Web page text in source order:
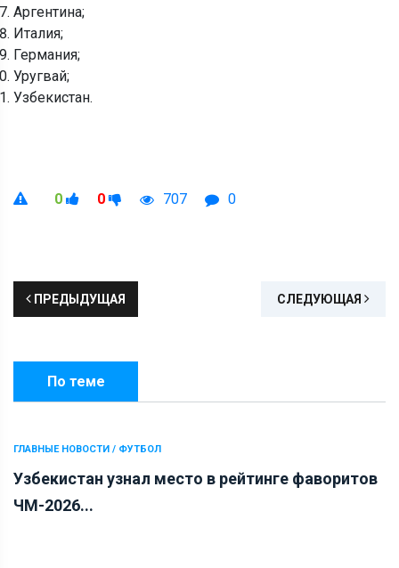
Аргентина;
Италия;
Германия;
Уругвай;
Узбекистан.
0 0 707 0
ПРЕДЫДУЩАЯ СЛЕДУЮЩАЯ
По теме
ГЛАВНЫЕ НОВОСТИ / ФУТБОЛ
Узбекистан узнал место в рейтинге фаворитов
ЧМ-2026...